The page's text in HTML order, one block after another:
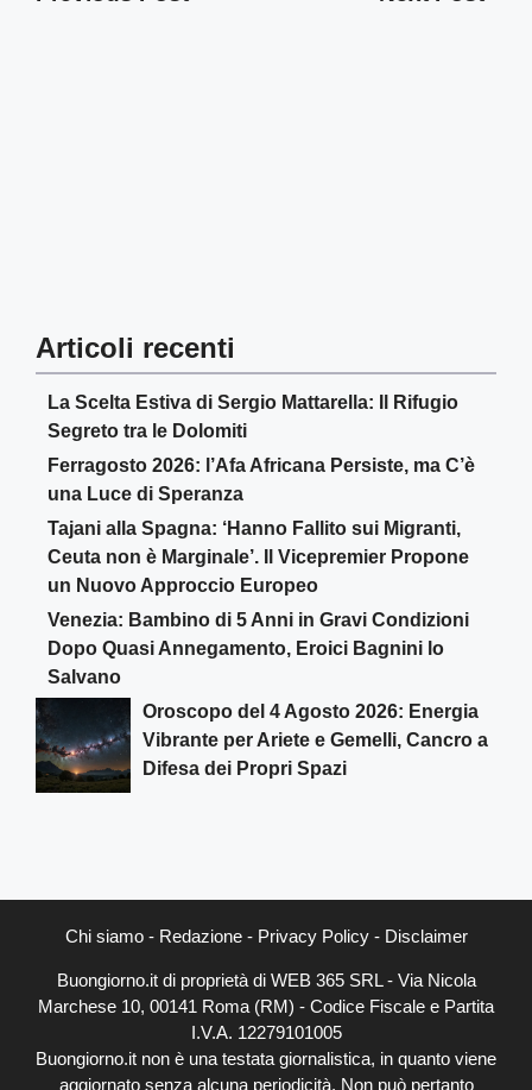
Articoli recenti
La Scelta Estiva di Sergio Mattarella: Il Rifugio
Segreto tra le Dolomiti
Ferragosto 2026: l’Afa Africana Persiste, ma C’è
una Luce di Speranza
Tajani alla Spagna: ‘Hanno Fallito sui Migranti,
Ceuta non è Marginale’. Il Vicepremier Propone
un Nuovo Approccio Europeo
Venezia: Bambino di 5 Anni in Gravi Condizioni
Dopo Quasi Annegamento, Eroici Bagnini lo
Salvano
Oroscopo del 4 Agosto 2026: Energia
Vibrante per Ariete e Gemelli, Cancro a
Difesa dei Propri Spazi
Chi siamo- Redazione- Privacy Policy- Disclaimer
Buongiorno.it di proprietà di WEB 365 SRL - Via Nicola
Marchese 10, 00141 Roma (RM) - Codice Fiscale e Partita
I.V.A. 12279101005
Buongiorno.it non è una testata giornalistica, in quanto viene
aggiornato senza alcuna periodicità. Non può pertanto